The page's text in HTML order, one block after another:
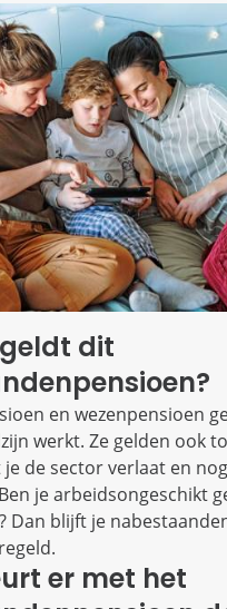
dit
en wezenpensioen
werkt. Ze gelden ook
de sector verlaat en
je arbeidsongeschikt
Dan blijft je
er met het